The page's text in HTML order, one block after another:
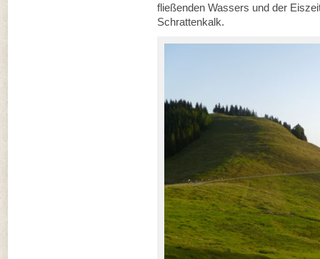
fließenden Wassers und der
Schrattenkalk.